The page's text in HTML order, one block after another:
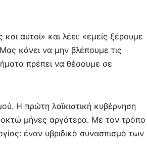
αυτοί» και λέει: «εμείς ξέρουμε
κάνει να μην βλέπουμε τις
πρέπει να θέσουμε σε
Η πρώτη λαϊκιστική κυβέρνηση
οκτώ μήνες αργότερα. Με τον τρόπο
έναν υβριδικό συνασπισμό των